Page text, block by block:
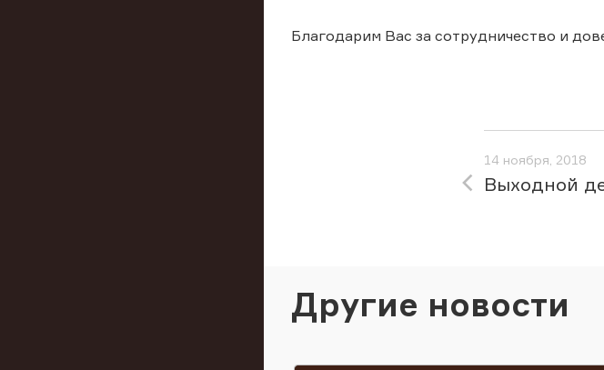
Благодарим Вас за сотрудничество и
14 ноября, 2018
Выходной
Другие новости